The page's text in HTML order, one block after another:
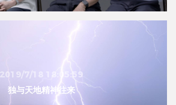
2019/7/18 18:05:59
独与天地精神往来